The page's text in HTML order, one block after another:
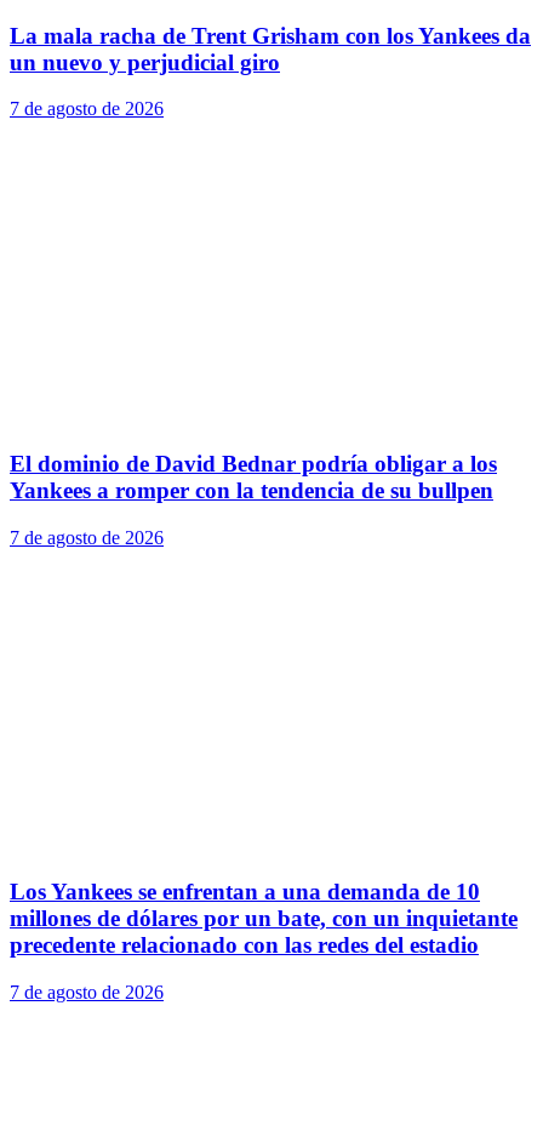
La mala racha de Trent Grisham con los Yankees da
un nuevo y perjudicial giro
7 de agosto de 2026
El dominio de David Bednar podría obligar a los
Yankees a romper con la tendencia de su bullpen
7 de agosto de 2026
Los Yankees se enfrentan a una demanda de 10
millones de dólares por un bate, con un inquietante
precedente relacionado con las redes del estadio
7 de agosto de 2026